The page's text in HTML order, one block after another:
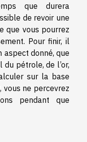
que durera
de revoir une
que vous pourrez
Pour finir, il
donné, que
pétrole, de l’or,
sur la base
vous ne percevrez
pendant que